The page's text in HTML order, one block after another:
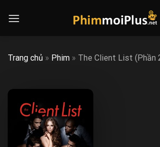
Trang chủ » Phim » The Client List (Phần